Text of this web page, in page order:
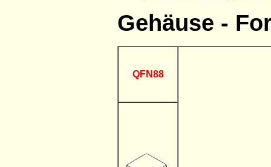
Gehäuse -
QFN88